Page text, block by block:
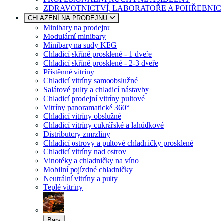
ZDRAVOTNICTVÍ, LABORATOŘE A
CHLAZENÍ NA PRODEJNU
Minibary na prodejnu
Modulární minibary
Minibary na sudy KEG
Chladicí skříně prosklené - 1 dveře
Chladicí skříně prosklené - 2-3 dveře
Přístěnné vitríny
Chladicí vitríny samoobslužné
Salátové pulty a chladicí nástavby
Chladicí prodejní vitríny pultové
Vitríny panoramatické 360°
Chladicí vitríny obslužné
Chladicí vitríny cukrářské a lahůdkové
Distributory zmrzliny
Chladicí ostrovy a pultové chladničky prosklené
Chladicí vitríny nad ostrov
Vinotéky a chladničky na víno
Mobilní pojízdné chladničky
Neutrální vitríny a pulty
Teplé vitríny